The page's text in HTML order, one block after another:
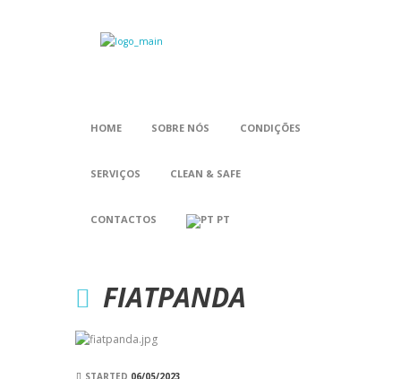
HOME SOBRE NÓS CONDIÇÕES
SERVIÇOS CLEAN & SAFE
CONTACTOS PT
FIATPANDA
STARTED 06/05/2023